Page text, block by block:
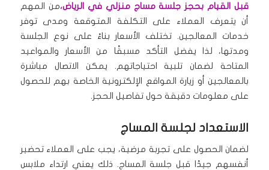
قبل القيام بحجز جلسة مساج منزلي في الرياض،من المهم
أن يتعرف العملاء على التكلفة المتوقعة ومدى توفر
خدمات المعالجين. تختلف الأسعار بناءً على نوع الجلسة
ومدتها، لذا يفضل التأكد مسبقًا من الأسعار والمواعيد
المتاحة لضمان تلبية احتياجاتهم. يمكن الاتصال مباشرة
بالمعالجين أو زيارة المواقع الإلكترونية الخاصة بهم للحصول
على معلومات دقيقة حول تفاصيل الحجز.
الاستعداد لجلسة المساج
لضمان الحصول على تجربة مرضية، يجب على العملاء تحضير
أنفسهم جيدًا قبل جلسة المساج. ذلك يعني ارتداء ملابس